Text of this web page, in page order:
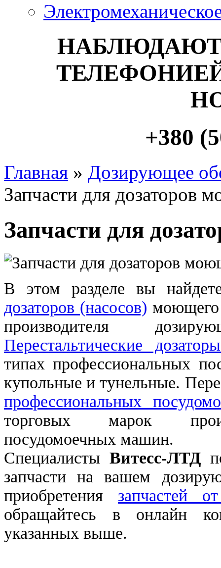
+380
Главная » Дозирующее
Запчасти для дозаторов
Запчасти для
В этом разделе вы
дозаторов (насосов) моющего
производителя
Перестальтические
типах профессиональных
купольные и тунельные.
профессиональных
торговых марок
посудомоечных машин.
СпециалистыВитесс-ЛТД
запчасти на вашем
приобретения запчастей
обращайтесь в онлайн
указанных выше.